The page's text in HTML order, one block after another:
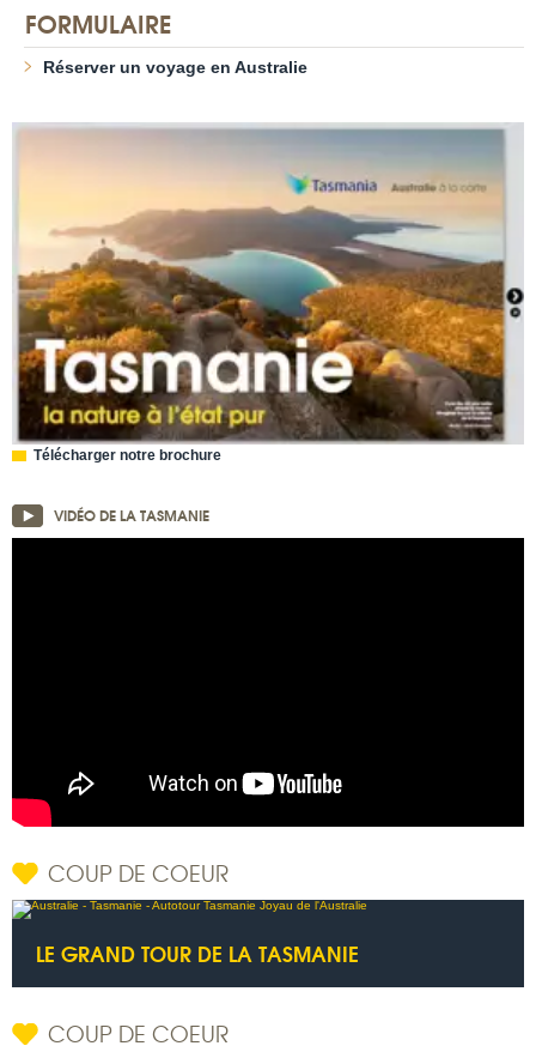
FORMULAIRE
Réserver un voyage en Australie
Télécharger notre brochure
VIDÉO DE LA TASMANIE
COUP DE COEUR
LE GRAND TOUR DE LA TASMANIE
COUP DE COEUR